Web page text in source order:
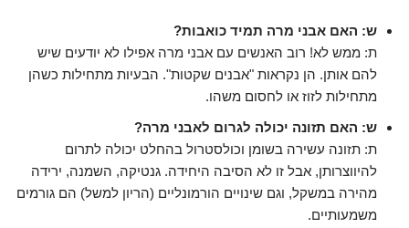
ש: האם אבני מרה תמיד כואבות?
ת: ממש לא! רוב האנשים עם אבני מרה אפילו לא יודעים שיש
להם אותן. הן נקראות "אבנים שקטות". הבעיות מתחילות כשהן
מתחילות לזוז או לחסום משהו.
ש: האם תזונה יכולה לגרום לאבני מרה?
ת: תזונה עשירה בשומן וכולסטרול בהחלט יכולה לתרום
להיווצרותן, אבל זו לא הסיבה היחידה. גנטיקה, השמנה, ירידה
מהירה במשקל, וגם שינויים הורמונליים (הריון למשל) הם גורמים
משמעותיים.